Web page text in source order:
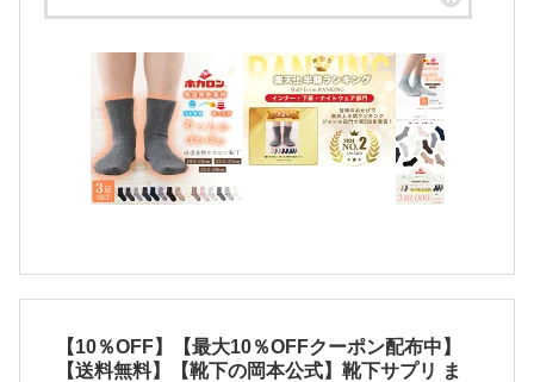
【10％OFF】【最大10％OFFクーポン配布中】
【送料無料】【靴下の岡本公式】靴下サプリ ま